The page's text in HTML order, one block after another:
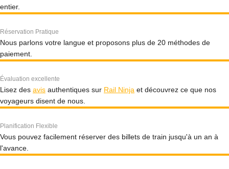
entier.
Réservation Pratique
Nous parlons votre langue et proposons plus de 20 méthodes de
paiement.
Évaluation excellente
Lisez des avis authentiques sur Rail Ninja et découvrez ce que nos
voyageurs disent de nous.
Planification Flexible
Vous pouvez facilement réserver des billets de train jusqu'à un an à
l'avance.